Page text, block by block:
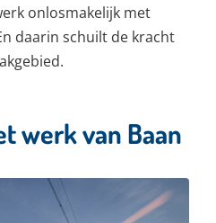
onlosmakelijk met
daarin schuilt de kracht
werk van Baan